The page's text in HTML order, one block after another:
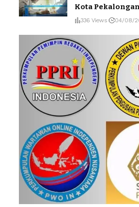
Kota Pekalongan
336 Views 04/08/